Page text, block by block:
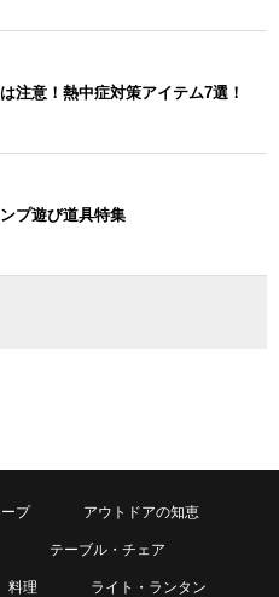
注意！熱中症対策アイテム7選！
プ遊び道具特集
プ アウトドアの知恵
テーブル・チェア
料理 ライト・ランタン